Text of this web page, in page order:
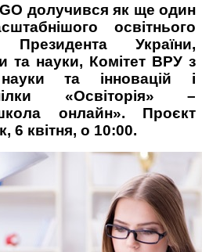
долучився як ще один
освітнього
України,
та науки, Комітет ВРУ з
та інновацій і
«Освіторія» –
онлайн». Проєкт
6 квітня, о 10:00.